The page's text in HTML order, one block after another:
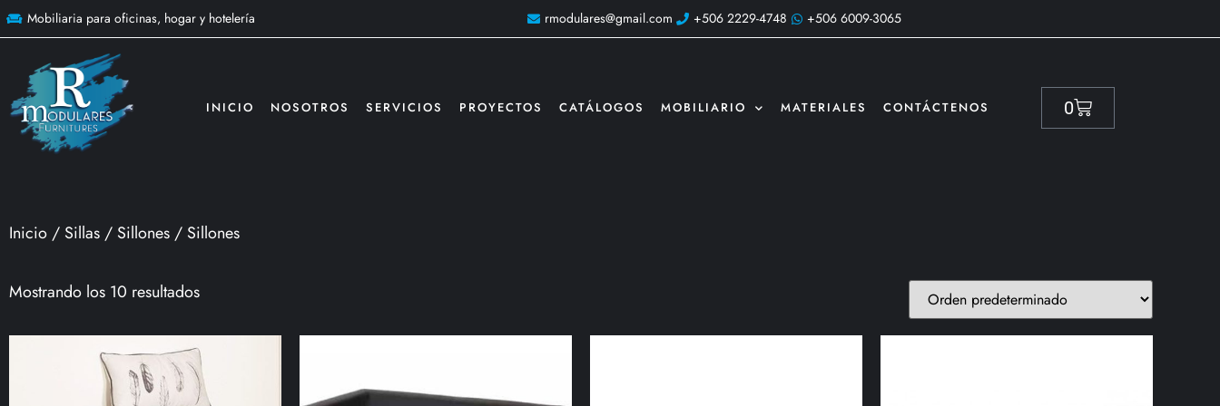
Mobiliaria para oficinas, hogar y hotelería rmodulares@gmail.com +506 2229-4748 +506 6009-3065
INICIO NOSOTROS SERVICIOS PROYECTOS CATÁLOGOS MOBILIARIO MATERIALES CONTÁCTENOS 0
Inicio / Sillas / Sillones / Sillones
Mostrando los 10 resultados